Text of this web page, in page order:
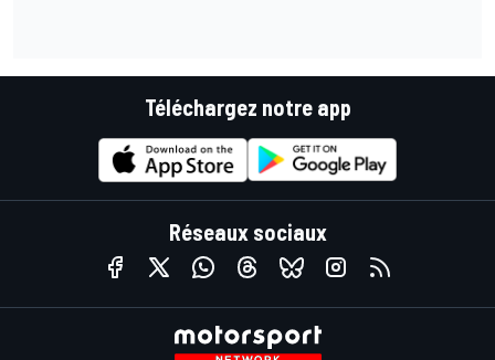
Téléchargez notre app
Réseaux sociaux